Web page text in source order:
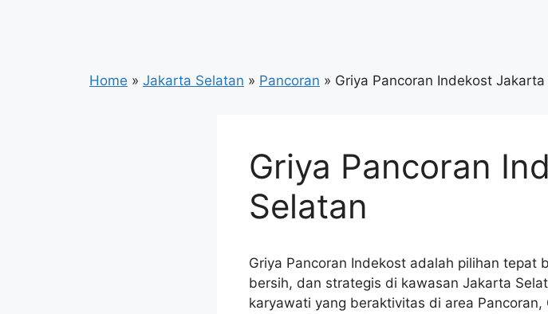
Home » Jakarta Selatan » Pancoran » Griya Pancoran Indekost
Griya Pancoran
Selatan
Griya Pancoran Indekost adalah pilihan tepat
bersih, dan strategis di kawasan Jakarta
karyawati yang beraktivitas di area